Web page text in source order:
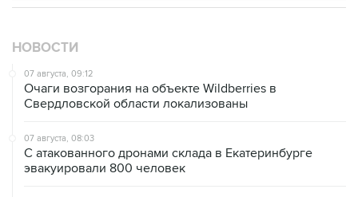
НОВОСТИ
07 августа, 09:12
Очаги возгорания на объекте Wildberries в
Свердловской области локализованы
07 августа, 08:03
С атакованного дронами склада в Екатеринбурге
эвакуировали 800 человек